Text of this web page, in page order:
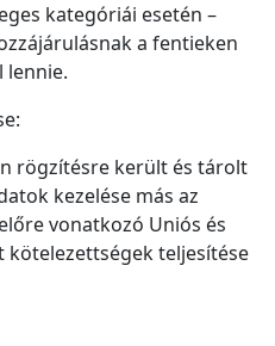
kategóriái esetén –
a fentieken
lennie.
rögzítésre került és tárolt
kezelése más az
vonatkozó Uniós és
kötelezettségek teljesítése